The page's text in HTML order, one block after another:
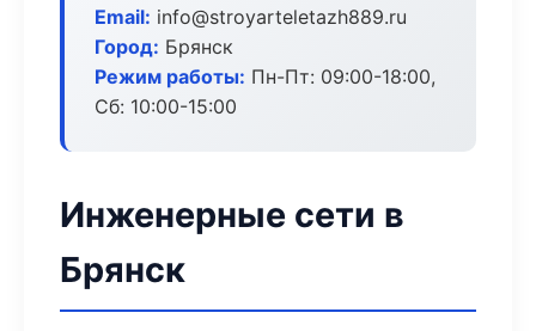
Email: info@stroyarteletazh889.ru
Город: Брянск
Режим работы: Пн-Пт: 09:00-18:00,
Сб: 10:00-15:00
Инженерные сети в
Брянск